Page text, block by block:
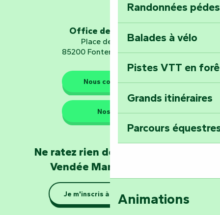
Explorez
d’orientation «
Les gardiens de la nature
Se la couler
barque dans le
Randonnées
Balades à vélo
Pistes VTT en
Grands itinéraires
Parcours
Animations
Office de tourisme
Place de Verdun
85200 Fontenay-le-Comte
Nous contacter
Nos QG
Ne ratez rien de l'actualité en
Vendée Marais Poitevin
Je m'inscris à la newsletter